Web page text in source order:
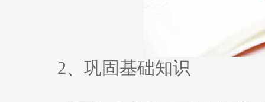
2、巩固基础知识